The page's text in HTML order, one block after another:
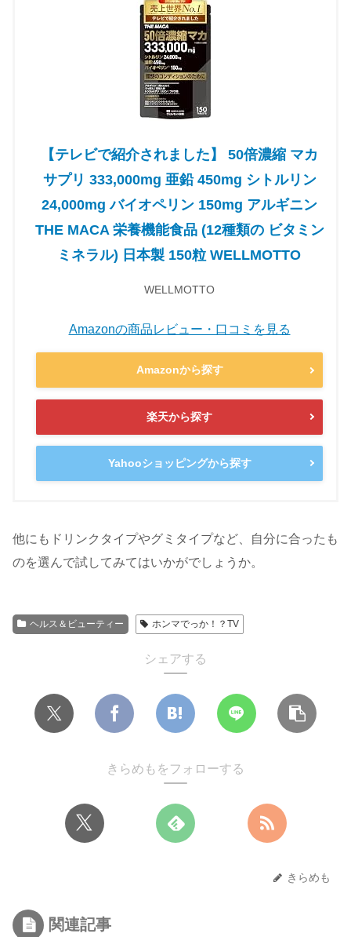
【テレビで紹介されました】 50倍濃縮 マカ
サプリ 333,000mg 亜鉛 450mg シトルリン
24,000mg バイオペリン 150mg アルギニン
THE MACA 栄養機能食品 (12種類の ビタミン
ミネラル) 日本製 150粒 WELLMOTTO
WELLMOTTO
Amazonの商品レビュー・口コミを見る
Amazonから探す
楽天から探す
Yahooショッピングから探す
他にもドリンクタイプやグミタイプなど、自分に合ったも
のを選んで試してみてはいかがでしょうか。
ヘルス＆ビューティー ホンマでっか！？TV
シェアする
きらめもをフォローする
きらめも
関連記事